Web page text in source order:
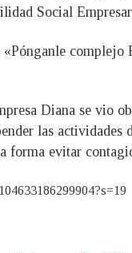
Social
Diana se vio
las actividades
forma evitar